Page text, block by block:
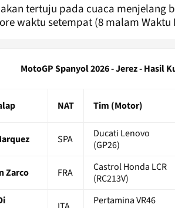
tertuju pada cuaca menjelang
waktu setempat (8 malam Waktu
MotoGP Spanyol 2026 - Jerez - Hasil
NAT Tim (Motor)
SPA
Ducati Lenovo
(GP26)
Zarco FRA
Castrol Honda LCR
(RC213V)
Pertamina VR46